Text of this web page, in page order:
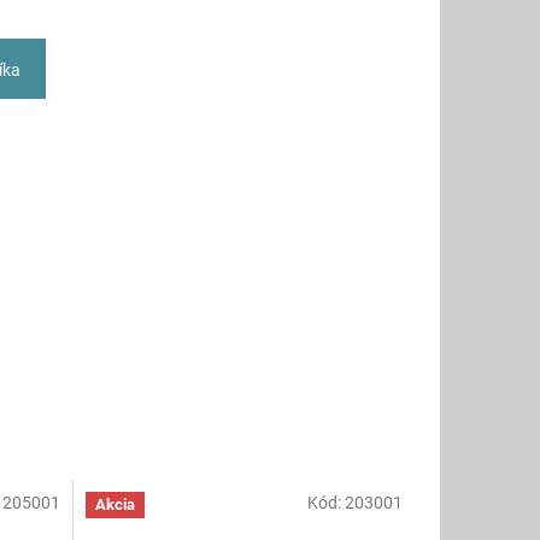
205001 Akcia Kód:203001